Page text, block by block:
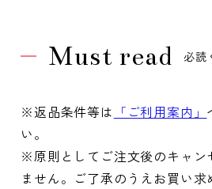
Must read 必読
※返品条件等は 「ご利用案内」
い。
※原則としてご注文後のキャン
ません。ご了承のうえお買い求